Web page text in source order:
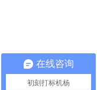
在线咨询
初刻打标机杨